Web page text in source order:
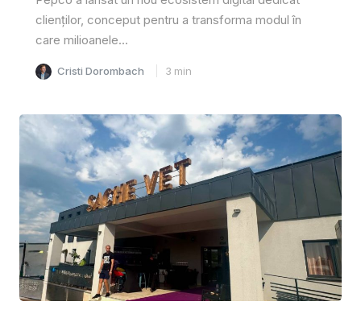
clienților, conceput pentru a transforma modul în
care milioanele...
Cristi Dorombach 3 min